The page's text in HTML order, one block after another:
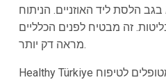
הלסת ליד האוזניים. הניתוח
זה מבטיח לפנים הכלליים
מראה דק יותר.
Healthy Türkiye עונה על כל הצרכים של מטופלים לטיפוח